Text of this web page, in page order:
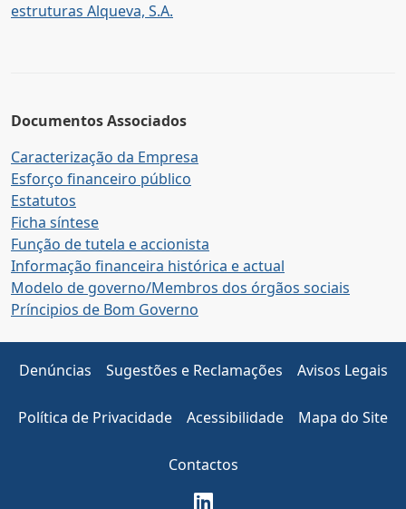
estruturas Alqueva, S.A.
Documentos Associados
Caracterização da Empresa
Esforço financeiro público
Estatutos
Ficha síntese
Função de tutela e accionista
Informação financeira histórica e actual
Modelo de governo/Membros dos órgãos sociais
Príncipios de Bom Governo
Denúncias Sugestões e Reclamações Avisos Legais
Política de Privacidade Acessibilidade Mapa do Site
Contactos